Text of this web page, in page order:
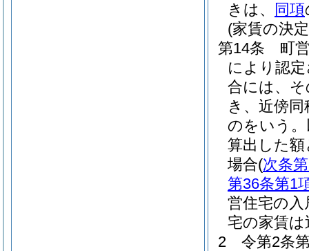
きは、
同項
(家賃の決
第14条
町
により認
合には、
き、近傍
のをいう
算出した
場合(次条
第36条第1
営住宅の
宅の家賃
2
令第2条